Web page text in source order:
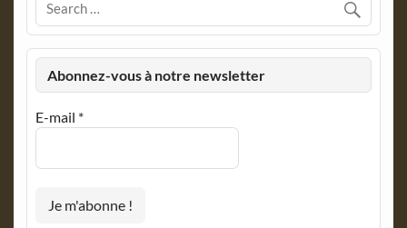
Abonnez-vous à notre newsletter
E-mail *